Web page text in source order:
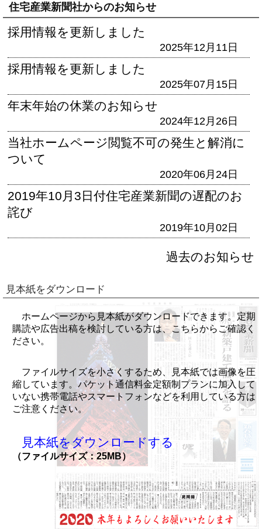
住宅産業新聞社からのお知らせ
採用情報を更新しました
2025年12月11日
採用情報を更新しました
2025年07月15日
年末年始の休業のお知らせ
2024年12月26日
当社ホームページ閲覧不可の発生と解消に
ついて
2020年06月24日
2019年10月3日付住宅産業新聞の遅配のお
詫び
2019年10月02日
過去のお知らせ
見本紙をダウンロード
ホームページから見本紙がダウンロードできます。定期
購読や広告出稿を検討している方は、こちらからご確認く
ださい。
ファイルサイズを小さくするため、見本紙では画像を圧
縮しています。パケット通信料金定額制プランに加入して
いない携帯電話やスマートフォンなどを利用している方は
ご注意ください。
見本紙をダウンロードする
（ファイルサイズ：25MB）